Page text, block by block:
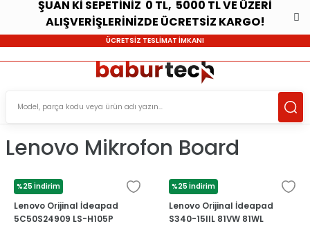
ŞUAN Kİ SEPETİNİZ 0 TL, 5000 TL VE ÜZERİ
ALIŞVERİŞLERİNİZDE ÜCRETSİZ KARGO!
ÜCRETSİZ TESLİMAT İMKANI
Lenovo Mikrofon Board
%25 İndirim
LENOVO
Lenovo Orijinal İdeapad
5C50S24909 LS-H105P
%25 İndirim
LENOVO
Lenovo Orijinal İdeapad
S340-15IIL 81VW 81WL